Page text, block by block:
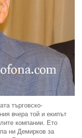
търговско-
вчера той и екипът
компании. Ето
ни Демирков за